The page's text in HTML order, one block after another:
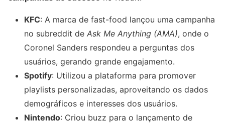
KFC: A marca de fast-food lançou uma campanha
no subreddit de Ask Me Anything (AMA), onde o
Coronel Sanders respondeu a perguntas dos
usuários, gerando grande engajamento.
Spotify: Utilizou a plataforma para promover
playlists personalizadas, aproveitando os dados
demográficos e interesses dos usuários.
Nintendo: Criou buzz para o lançamento de